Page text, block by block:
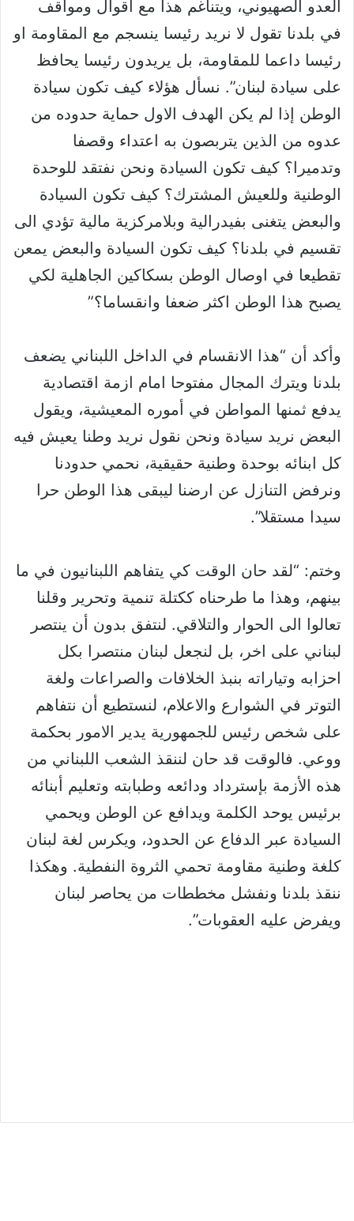
العدو الصهيوني، ويتناغم هذا مع اقوال ومواقف
في بلدنا تقول لا نريد رئيسا ينسجم مع المقاومة او
رئيسا داعما للمقاومة، بل يريدون رئيسا يحافظ
على سيادة لبنان”. نسأل هؤلاء كيف تكون سيادة
الوطن إذا لم يكن الهدف الاول حماية حدوده من
عدوه من الذين يتربصون به اعتداء وقصفا
وتدميرا؟ كيف تكون السيادة ونحن نفتقد للوحدة
الوطنية وللعيش المشترك؟ كيف تكون السيادة
والبعض يتغنى بفيدرالية وبلامركزية مالية تؤدي الى
تقسيم في بلدنا؟ كيف تكون السيادة والبعض يمعن
تقطيعا في اوصال الوطن بسكاكين الجاهلية لكي
يصبح هذا الوطن اكثر ضعفا وانقساما؟”
وأكد أن “هذا الانقسام في الداخل اللبناني يضعف
بلدنا ويترك المجال مفتوحا امام ازمة اقتصادية
يدفع ثمنها المواطن في أموره المعيشية، ويقول
البعض نريد سيادة ونحن نقول نريد وطنا يعيش فيه
كل ابنائه بوحدة وطنية حقيقية، نحمي حدودنا
ونرفض التنازل عن ارضنا ليبقى هذا الوطن حرا
سيدا مستقلا”.
وختم: “لقد حان الوقت كي يتفاهم اللبنانيون في ما
بينهم، وهذا ما طرحناه ككتلة تنمية وتحرير وقلنا
تعالوا الى الحوار والتلاقي. لنتفق بدون أن ينتصر
لبناني على اخر، بل لنجعل لبنان منتصرا بكل
احزابه وتياراته بنبذ الخلافات والصراعات ولغة
التوتر في الشوارع والاعلام، لنستطيع أن نتفاهم
على شخص رئيس للجمهورية يدير الامور بحكمة
ووعي. فالوقت قد حان لننقذ الشعب اللبناني من
هذه الأزمة بإسترداد ودائعه وطبابته وتعليم أبنائه
برئيس يوحد الكلمة ويدافع عن الوطن ويحمي
السيادة عبر الدفاع عن الحدود، ويكرس لغة لبنان
كلغة وطنية مقاومة تحمي الثروة النفطية. وهكذا
ننقذ بلدنا ونفشل مخططات من يحاصر لبنان
ويفرض عليه العقوبات”.